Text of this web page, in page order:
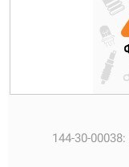
144-30-00038: